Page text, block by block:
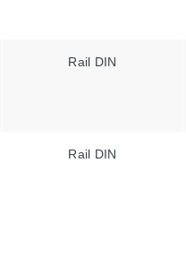
Rail DIN
Rail DIN